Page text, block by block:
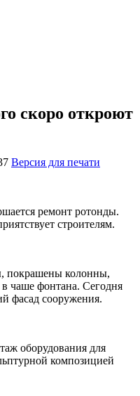
скоро откроют
Версия для печати
ремонт ротонды.
строителям.
покрашены колонны,
чаше фонтана. Сегодня
фасад сооружения.
оборудования для
композицией